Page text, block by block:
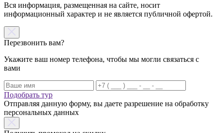
Вся информация, размещенная на сайте, носит
информационный характер и не является публичной офертой.
Перезвонить вам?
Укажите ваш номер телефона, чтобы мы могли связаться с
вами
Подобрать тур
Отправляя данную форму, вы даете разрешение на обработку
персональных данных